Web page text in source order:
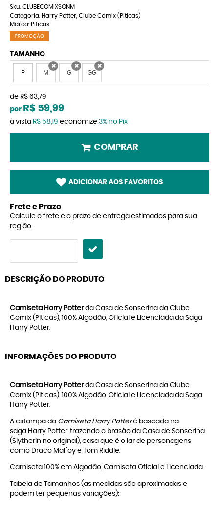
Sku: CLUBECOMIXSONM
Categoria: Harry Potter Clube Comix (Piticas)
Marca: Piticas
PROMOÇÃO
TAMANHO
P M G GGx
de R$ 63,79
por R$ 59,99
à vista R$ 58,19 economize 3% no Pix
COMPRAR
ADICIONAR AOS FAVORITOS
Frete e Prazo
Calcule o frete e o prazo de entrega estimados para sua
região:
DESCRIÇÃO DO PRODUTO
Camiseta Harry Potterda Casa de Sonserina da Clube
Comix (Piticas), 100% Algodão, Oficial e Licenciada da Saga
Harry Potter.
INFORMAÇÕES DO PRODUTO
Camiseta Harry Potterda Casa de Sonserina da Clube
Comix (Piticas), 100% Algodão, Oficial e Licenciada da Saga
Harry Potter.
A estampa da Camiseta Harry Potteré baseada na
saga Harry Potter, trazendo o brasão da Casa de Sonserina
(Slytherin no original), casa que é o lar de personagens
como Draco Malfoy e Tom Riddle.
Camiseta 100% em Algodão, Camiseta Oficial e Licenciada.
Tabela de Tamanhos (as medidas são aproximadas e
podem ter pequenas variações):